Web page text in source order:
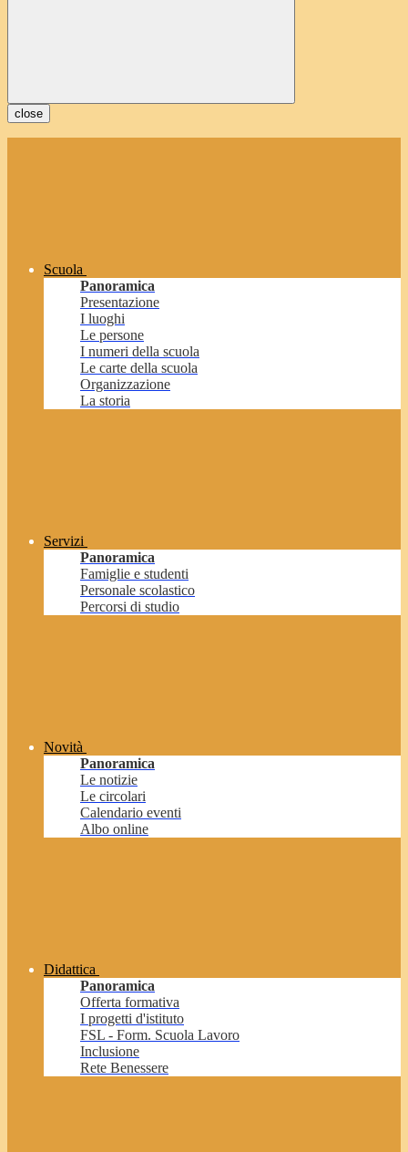
close
Scuola
Panoramica
Presentazione
I luoghi
Le persone
I numeri della scuola
Le carte della scuola
Organizzazione
La storia
Servizi
Panoramica
Famiglie e studenti
Personale scolastico
Percorsi di studio
Novità
Panoramica
Le notizie
Le circolari
Calendario eventi
Albo online
Didattica
Panoramica
Offerta formativa
I progetti d'istituto
FSL - Form. Scuola Lavoro
Inclusione
Rete Benessere